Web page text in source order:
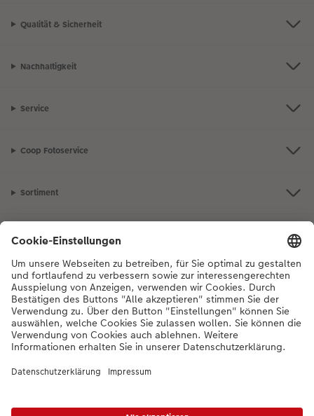
Qualität & Sicherheit
Nachhaltigkeit
Service
Coop Fotoservice
Sortiment
Inspiration
Bei Fragen zu Produkten oder der Bestellung können Sie uns gerne von
Montag bis Samstag von 8:00 – 20:00 Uhr und Sonntag von 10:00 –
20:00 Uhr (gesetzliche Feiertage ausgenommen) unter der
Telefonnummer044 499 10 36kontaktieren.
DE| FR|IT